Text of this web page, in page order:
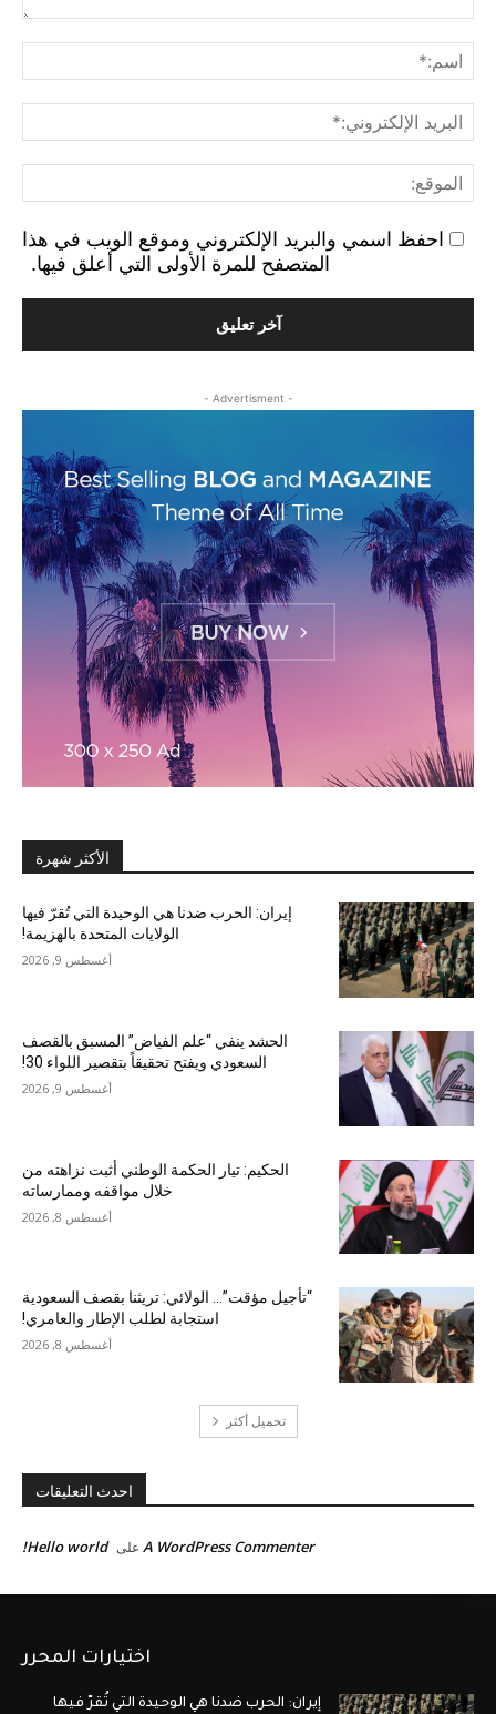
احفظ اسمي والبريد الإلكتروني وموقع الويب في هذا
المتصفح للمرة الأولى التي أعلق فيها.
- Advertisment -
الأكثر شهرة
إيران: الحرب ضدنا هي الوحيدة التي تُقرّ فيها
الولايات المتحدة بالهزيمة!
أغسطس 9, 2026
الحشد ينفي “علم الفياض” المسبق بالقصف
السعودي ويفتح تحقيقاً بتقصير اللواء 30!
أغسطس 9, 2026
الحكيم: تيار الحكمة الوطني أثبت نزاهته من
خلال مواقفه وممارساته
أغسطس 8, 2026
“تأجيل مؤقت”… الولائي: تريثنا بقصف السعودية
استجابة لطلب الإطار والعامري!
أغسطس 8, 2026
تحميل أكثر
احدث التعليقات
A WordPress Commenter على Hello world!
اختيارات المحرر
إيران: الحرب ضدنا هي الوحيدة التي تُقرّ فيها